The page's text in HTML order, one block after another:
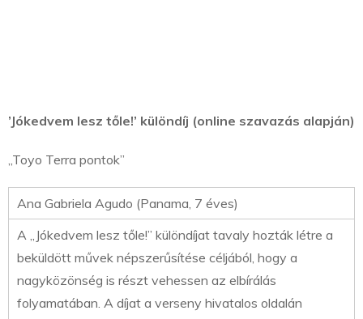
’Jókedvem lesz tőle!’ különdíj (online szavazás alapján)
„Toyo Terra pontok”
Ana Gabriela Agudo (Panama, 7 éves)
A „Jókedvem lesz tőle!” különdíjat tavaly hozták létre a
beküldött művek népszerűsítése céljából, hogy a
nagyközönség is részt vehessen az elbírálás
folyamatában. A díjat a verseny hivatalos oldalán